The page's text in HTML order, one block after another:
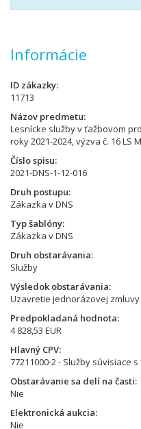
Informácie
ID zákazky
11713
Názov predmetu
Lesnícke služby v ťažbovom
roky 2021-2024, výzva č. 16 LS
Číslo spisu
2021-DNS-1-12-016
Druh postupu
Zákazka v DNS
Typ šablóny
Zákazka v DNS
Druh obstarávania
Služby
Výsledok obstarávania
Uzavretie jednorázovej zmluvy
Predpokladaná hodnota
4 828,53 EUR
Hlavný CPV
77211000-2 - Služby súvisiace
Obstarávanie sa delí na časti
Nie
Elektronická aukcia
Nie